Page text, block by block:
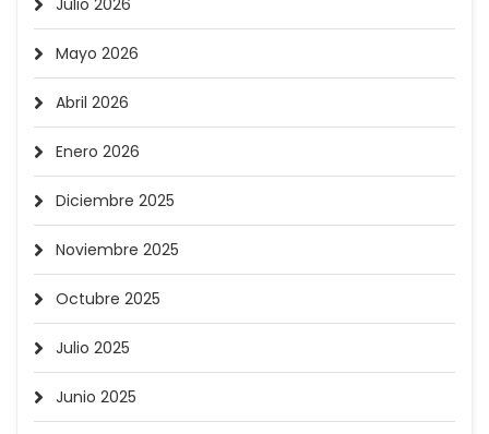
Julio 2026
Mayo 2026
Abril 2026
Enero 2026
Diciembre 2025
Noviembre 2025
Octubre 2025
Julio 2025
Junio 2025